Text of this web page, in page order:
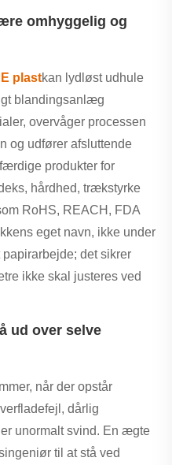
omhyggelig og
plastkan lydløst udhule
blandingsanlæg
overvåger processen
og udfører afsluttende
produkter for
hårdhed, trækstyrke
RoHS, REACH, FDA
eget navn, ikke under
det sikrer
ikke skal justeres ved
ud over selve
når der opstår
dårlig
unormalt svind. En ægte
til at stå ved